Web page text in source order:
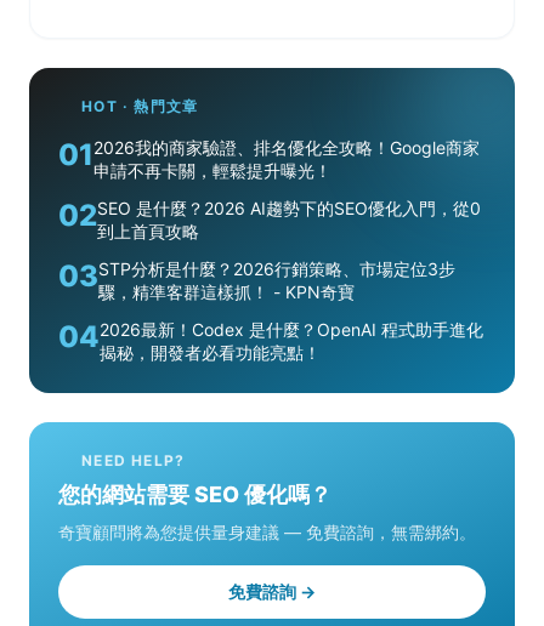
HOT · 熱門文章
012026我的商家驗證、排名優化全攻略！Google商家
申請不再卡關，輕鬆提升曝光！
02SEO 是什麼？2026 AI趨勢下的SEO優化入門，從0
到上首頁攻略
03STP分析是什麼？2026行銷策略、市場定位3步
驟，精準客群這樣抓！ - KPN奇寶
042026最新！Codex 是什麼？OpenAI 程式助手進化
揭秘，開發者必看功能亮點！
NEED HELP?
您的網站需要 SEO 優化嗎？
奇寶顧問將為您提供量身建議 — 免費諮詢，無需綁約。
免費諮詢 →